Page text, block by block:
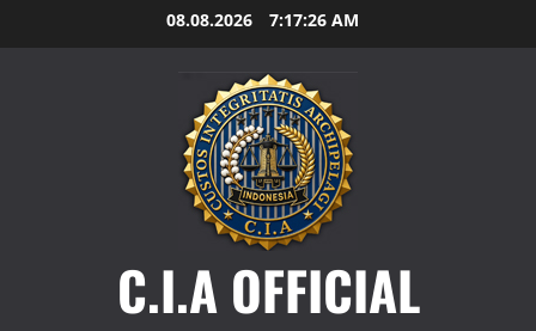
to
08.08.2026 7:17:27 AM
C.I.A OFFICIAL